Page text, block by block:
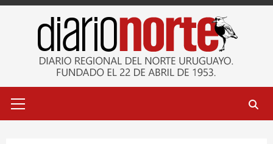
primario